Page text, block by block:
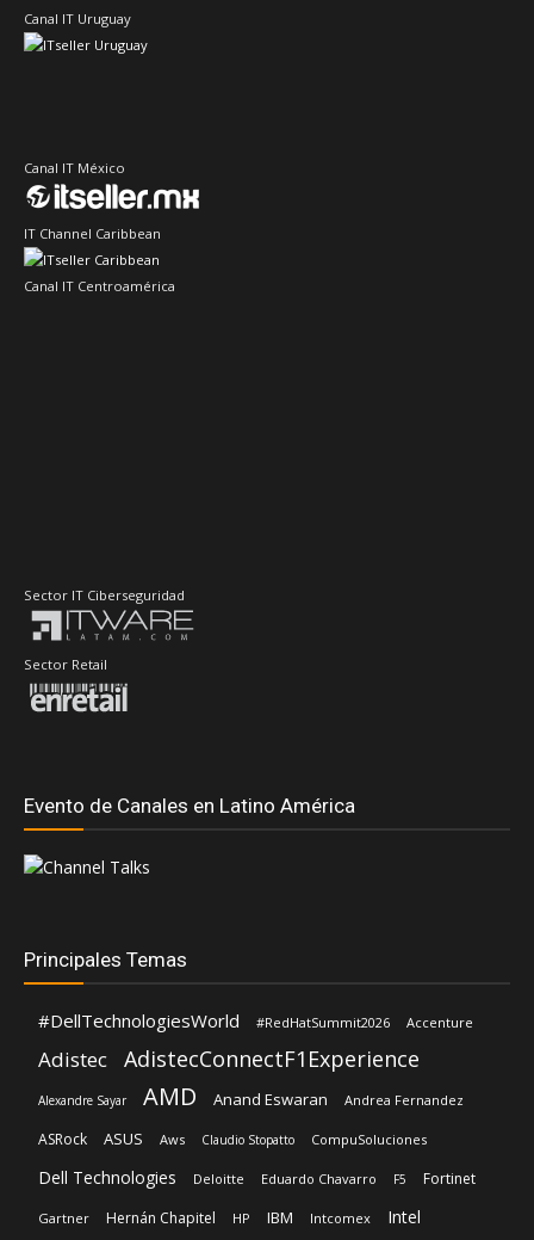
Canal IT Uruguay
Canal IT México
IT Channel Caribbean
Canal IT Centroamérica
Sector IT Ciberseguridad
Sector Retail
Evento de Canales en Latino América
Principales Temas
#DellTechnologiesWorld #RedHatSummit2026 Accenture
Adistec AdistecConnectF1Experience
Alexandre Sayar AMD Anand Eswaran Andrea Fernandez
ASRock ASUS Aws Claudio Stopatto CompuSoluciones
Dell Technologies Deloitte Eduardo Chavarro F5 Fortinet
Gartner Hernán Chapitel HP IBM Intcomex Intel